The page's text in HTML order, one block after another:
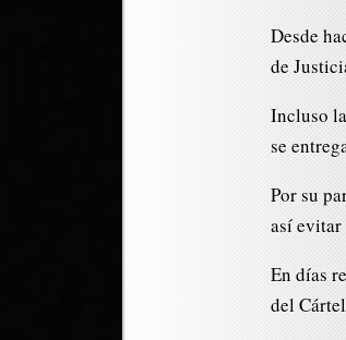
Desde
de
Incluso
se
Por su
así evitar
En días
del